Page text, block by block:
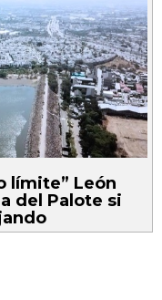
límite” León
del Palote si